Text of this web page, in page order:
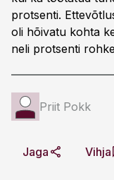
protsenti.
oli hõivatu kohta
neli protsenti
Priit Pokk
Jaga Vihja